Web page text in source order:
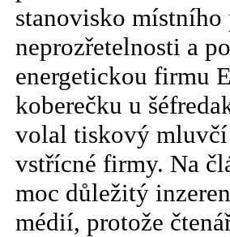
stanovisko místního
neprozřetelnosti a
energetickou firmu
koberečku u
volal tiskový
vstřícné firmy. Na
moc důležitý
médií, protože